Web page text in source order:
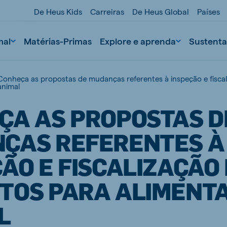
De Heus Kids Carreiras De Heus Global Países
Matérias-Primas Explore e aprenda
as propostas de mudanças referentes à inspeção e
AS PROPOSTAS
REFERENTES À
E FISCALIZAÇÃO
PARA
Portugal
Portuguese